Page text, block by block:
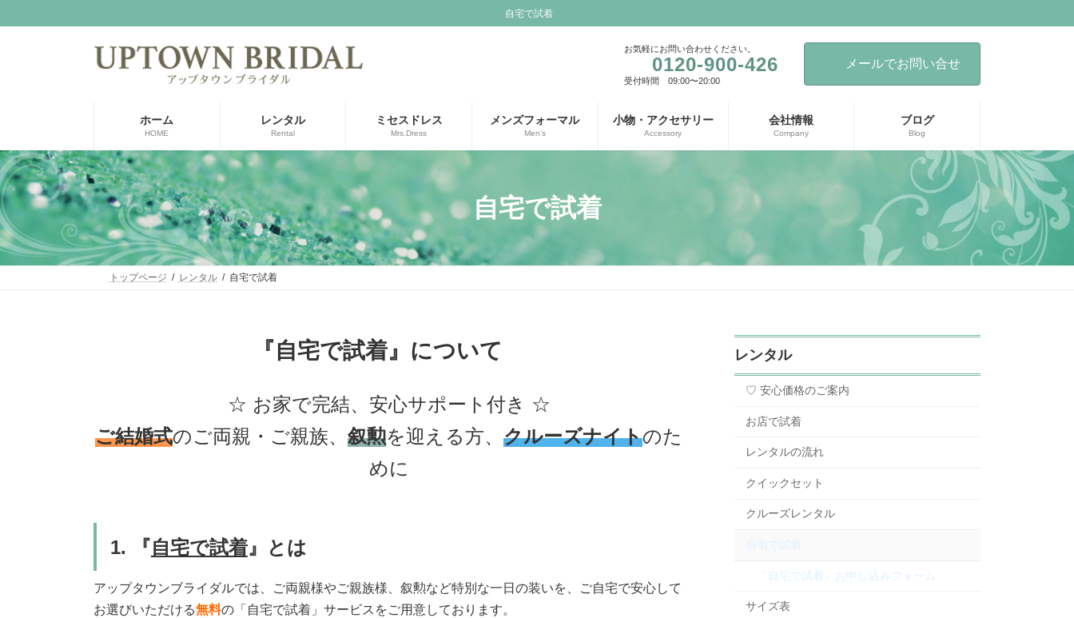
ン
プ
ビ
動
自宅で試着
お気軽にお問い合わせください。
0120-900-426
受付時間 09:00〜20:00
メールでお問い合せ
ホーム
HOME
レンタル
Rental
ミセスドレス
Mrs.Dress
メンズフォーマル
Men’s
小物・アクセサリー
Accessory
会社情報
Company
ブログ
Blog
自宅で試着
トップページ レンタル 自宅で試着
『自宅で試着』について
☆ お家で完結、安心サポート付き ☆
ご結婚式のご両親・ご親族、叙勲を迎える方、クルーズナイトのた
めに
1. 『自宅で試着』とは
アップタウンブライダルでは、ご両親様やご親族様、叙勲など特別な一日の装いを、ご自宅で安心して
お選びいただける無料の「自宅で試着」サービスをご用意しております。
レンタル
♡ 安心価格のご案内
お店で試着
レンタルの流れ
クイックセット
クルーズレンタル
自宅で試着
『自宅で試着』お申し込みフォーム
サイズ表